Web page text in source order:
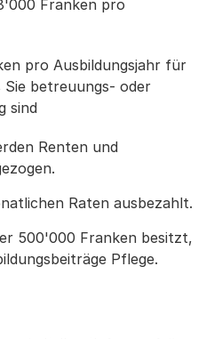
Franken pro
pro Ausbildungsjahr für
Sie betreuungs- oder
sind
Renten und
Raten ausbezahlt.
500'000 Franken besitzt,
Pflege.